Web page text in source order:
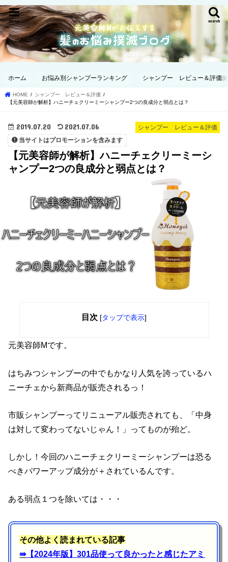
search
menu
ホーム お悩み別シャンプーランキング シャンプー レビュー＆評価
HOME
シャンプー レビュー＆評価
【元美容師が解析】ハニーチェクリーミーシャンプー2つの良成分と弱点とは？
シャンプー レビュー＆評価
2019.07.20 2021.07.06
当サイトはプロモーションを含みます
【元美容師が解析】ハニーチェクリーミーシ
ャンプー2つの良成分と弱点とは？
目次 [タップで表示]
元美容師Mです。
はちみつシャンプーの中でもかなり人気を誇っているハ
ニーチェから新商品が販売されるっ！
市販シャンプーってリニューアル販売されても、「中身
は対して変わってないじゃん！」ってものが殆ど。
しかし！今回のハニーチェクリーミーシャンプーは恐る
べきパワーアップ成分が＋されているんです。
ある弱点１つを除いては・・・
その他よく読まれている記事
⇛【2024年版】301品使って良かったと感じたアミ